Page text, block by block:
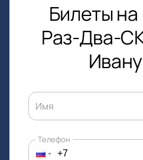
Билеты
Раз-Два-
Имя
Телефон